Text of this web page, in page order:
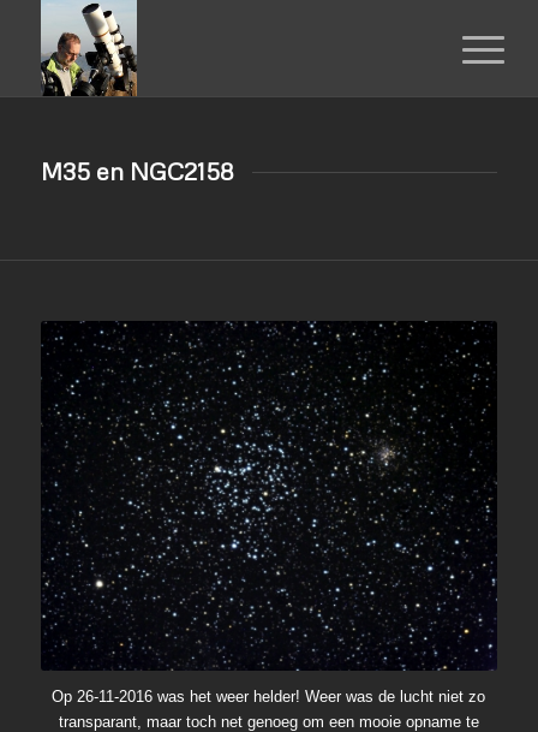
M35 en NGC2158
Op 26-11-2016 was het weer helder! Weer was de lucht niet zo
transparant, maar toch net genoeg om een mooie opname te